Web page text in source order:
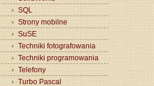
SQL
Strony mobilne
SuSE
Techniki fotografowania
Techniki programowania
Telefony
Turbo Pascal